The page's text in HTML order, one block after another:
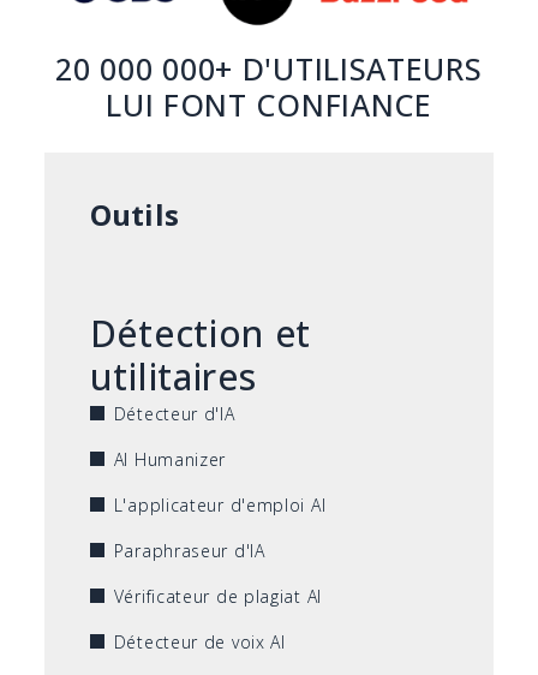
20 000 000+ D'UTILISATEURS
LUI FONT CONFIANCE
Outils
Détection et
utilitaires
Détecteur d'IA
AI Humanizer
L'applicateur d'emploi AI
Paraphraseur d'IA
Vérificateur de plagiat AI
Détecteur de voix AI